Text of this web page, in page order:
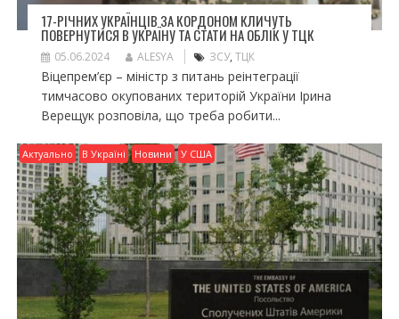
17-РІЧНИХ УКРАЇНЦІВ ЗА КОРДОНОМ КЛИЧУТЬ
ПОВЕРНУТИСЯ В УКРАЇНУ ТА СТАТИ НА ОБЛІК У ТЦК
05.06.2024 ALESYA ЗСУ, ТЦК
Віцепрем’єр – міністр з питань реінтеграції
тимчасово окупованих територій України Ірина
Верещук розповіла, що треба робити...
Актуально В Україні Новини У США